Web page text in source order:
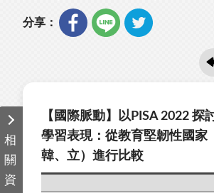
分享：
相
關
資
【國際脈動】以PISA 2022 探
學習表現：從教育堅韌性國家
韓、立）進行比較